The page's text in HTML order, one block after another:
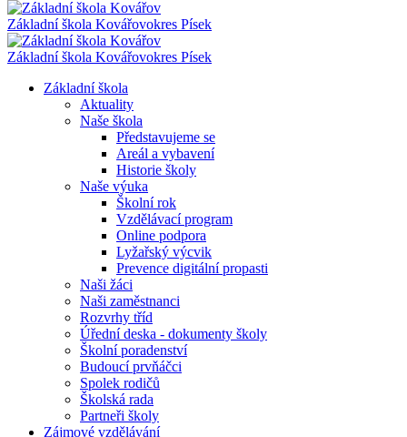
Základní škola Kovářovokres Písek
Základní škola Kovářovokres Písek
Základní škola
Aktuality
Naše škola
Představujeme se
Areál a vybavení
Historie školy
Naše výuka
Školní rok
Vzdělávací program
Online podpora
Lyžařský výcvik
Prevence digitální propasti
Naši žáci
Naši zaměstnanci
Rozvrhy tříd
Úřední deska - dokumenty školy
Školní poradenství
Budoucí prvňáčci
Spolek rodičů
Školská rada
Partneři školy
Zájmové vzdělávání